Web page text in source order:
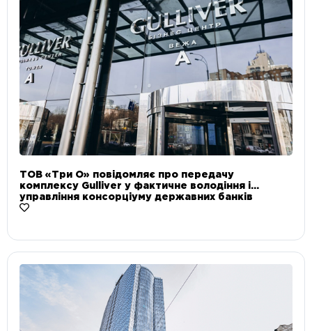
ТОВ «Три О» повідомляє про передачу
комплексу Gulliver у фактичне володіння і
управління консорціуму державних банків